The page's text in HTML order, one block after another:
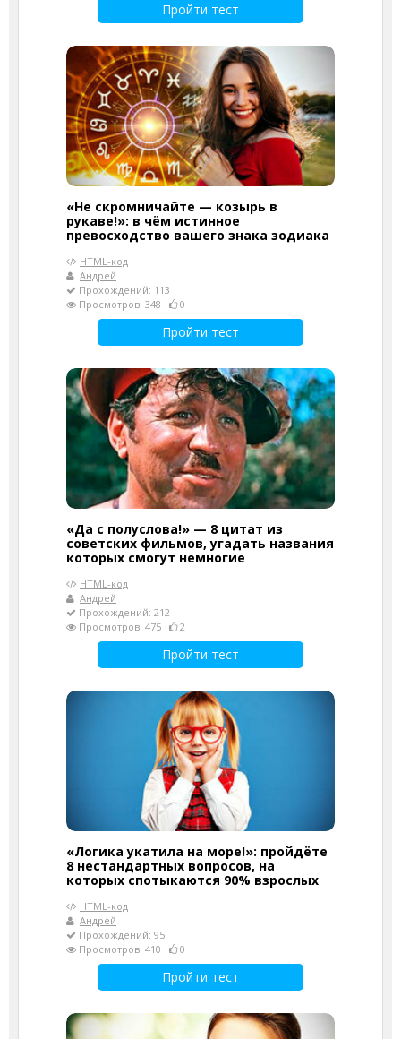
Пройти тест
«Не скромничайте — козырь в
рукаве!»: в чём истинное
превосходство вашего знака зодиака
HTML-код
Андрей
Прохождений: 113
Просмотров: 348
0
Пройти тест
«Да с полуслова!» — 8 цитат из
советских фильмов, угадать названия
которых смогут немногие
HTML-код
Андрей
Прохождений: 212
Просмотров: 475
2
Пройти тест
«Логика укатила на море!»: пройдёте
8 нестандартных вопросов, на
которых спотыкаются 90% взрослых
HTML-код
Андрей
Прохождений: 95
Просмотров: 410
0
Пройти тест